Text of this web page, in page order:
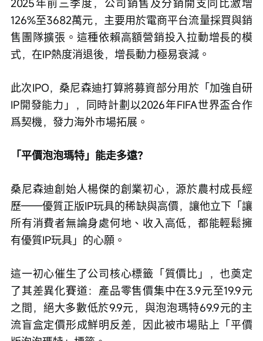
126%至3682萬元，主要用於電商平台流量採買與銷
售團隊擴張。這種依賴高額營銷投入拉動增長的模
式，在IP熱度消退後，增長動力極易衰減。
此次IPO，桑尼森迪打算將募資部分用於「加強自研
IP開發能力」，同時計劃以2026年FIFA世界盃合作
爲契機，發力海外市場拓展。
「平價泡泡瑪特」能走多遠？
桑尼森迪創始人楊傑的創業初心，源於農村成長經
歷——優質正版IP玩具的稀缺與高價，讓他立下「讓
所有消費者無論身處何地、收入高低，都能輕鬆擁
有優質IP玩具」的心願。
這一初心催生了公司核心標籤「質價比」，也奠定
了其差異化賽道：產品零售價集中在3.9元至19.9元
之間，絕大多數低於9.9元，與泡泡瑪特69.9元的主
流盲盒定價形成鮮明反差，因此被市場貼上「平價